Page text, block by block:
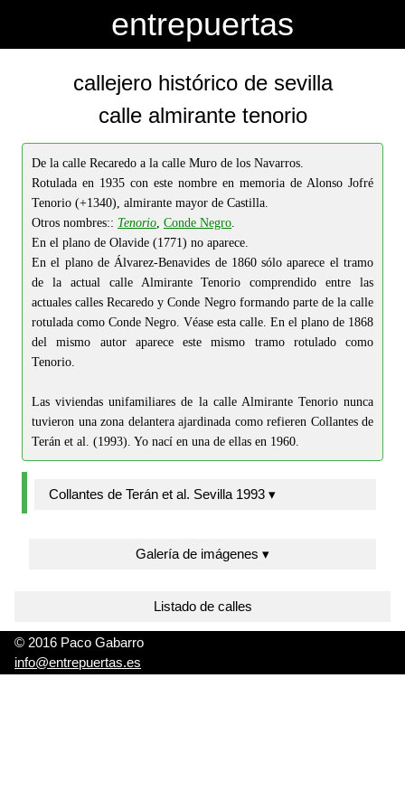
entrepuertas
callejero histórico de sevilla
calle almirante tenorio
De la calle Recaredo a la calle Muro de los Navarros.
Rotulada en 1935 con este nombre en memoria de Alonso Jofré
Tenorio (+1340), almirante mayor de Castilla.
Otros nombres:: Tenorio, Conde Negro.
En el plano de Olavide (1771) no aparece.
En el plano de Álvarez-Benavides de 1860 sólo aparece el tramo
de la actual calle Almirante Tenorio comprendido entre las
actuales calles Recaredo y Conde Negro formando parte de la calle
rotulada como Conde Negro. Véase esta calle. En el plano de 1868
del mismo autor aparece este mismo tramo rotulado como
Tenorio.
Las viviendas unifamiliares de la calle Almirante Tenorio nunca
tuvieron una zona delantera ajardinada como refieren Collantes de
Terán et al. (1993). Yo nací en una de ellas en 1960.
Collantes de Terán et al. Sevilla 1993 ▾
Galería de imágenes ▾
Listado de calles
© 2016 Paco Gabarro
info@entrepuertas.es